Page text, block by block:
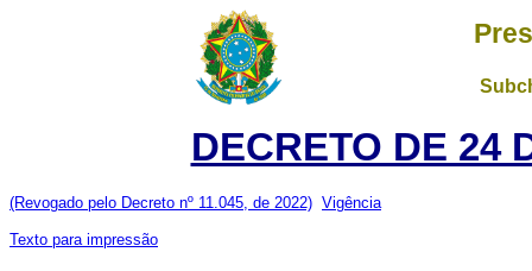
DECRETO DE 24
(Revogado pelo Decreto nº 11.045, de 2022) Vigência
Texto para impressão